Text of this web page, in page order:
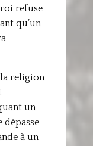
roi refuse
qu’un
religion
un
dépasse
à un